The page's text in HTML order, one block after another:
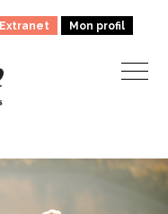
Extranet Mon profil